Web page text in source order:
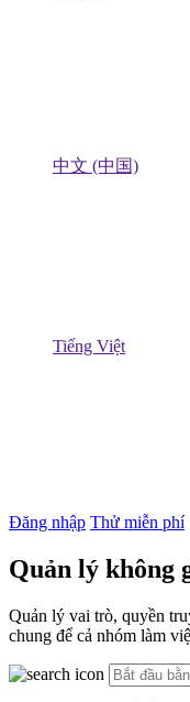
中文 (中国)
Tiếng Việt
Đăng nhập Thử miễn phí
Quản lý không
Quản lý vai trò, quyền
chung để cả nhóm làm